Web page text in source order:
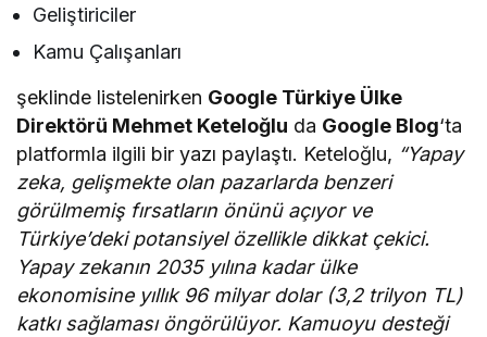
Geliştiriciler
Kamu Çalışanları
şeklinde listelenirken Google Türkiye Ülke
Direktörü Mehmet Keteloğlu da Google Blog‘ta
platformla ilgili bir yazı paylaştı. Keteloğlu, “Yapay
zeka, gelişmekte olan pazarlarda benzeri
görülmemiş fırsatların önünü açıyor ve
Türkiye’deki potansiyel özellikle dikkat çekici.
Yapay zekanın 2035 yılına kadar ülke
ekonomisine yıllık 96 milyar dolar (3,2 trilyon TL)
katkı sağlaması öngörülüyor. Kamuoyu desteği